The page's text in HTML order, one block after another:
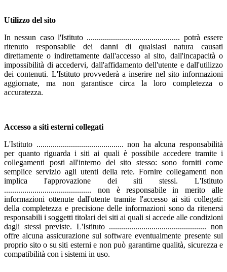
Utilizzo del sito
In nessun caso l'Istituto .............................................. potrà essere
ritenuto responsabile dei danni di qualsiasi natura causati
direttamente o indirettamente dall'accesso al sito, dall'incapacità o
impossibilità di accedervi, dall'affidamento dell'utente e dall'utilizzo
dei contenuti. L'Istituto provvederà a inserire nel sito informazioni
aggiornate, ma non garantisce circa la loro completezza o
accuratezza.
Accesso a siti esterni collegati
L'Istituto ........................................... non ha alcuna responsabilità
per quanto riguarda i siti ai quali è possibile accedere tramite i
collegamenti posti all'interno del sito stesso: sono forniti come
semplice servizio agli utenti della rete. Fornire collegamenti non
implica l'approvazione dei siti stessi. L'Istituto
........................................... non è responsabile in merito alle
informazioni ottenute dall'utente tramite l'accesso ai siti collegati:
della completezza e precisione delle informazioni sono da ritenersi
responsabili i soggetti titolari dei siti ai quali si accede alle condizioni
dagli stessi previste. L'Istituto ................................................ non
offre alcuna assicurazione sul software eventualmente presente sul
proprio sito o su siti esterni e non può garantirne qualità, sicurezza e
compatibilità con i sistemi in uso.